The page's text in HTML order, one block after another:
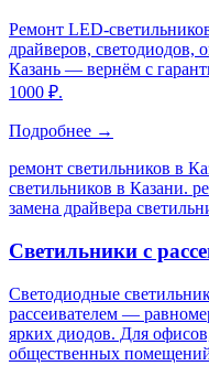
Ремонт LED-
драйверов, светодиодов,
Казань — вернём с
1000 ₽.
Подробнее →
ремонт светильников в
светильников в Казани.
замена драйвера
Светильники с
Светодиодные
рассеивателем —
ярких диодов. Для
общественных